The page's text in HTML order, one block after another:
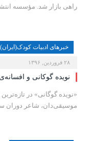
راهی بازار شد. مؤسسه
خبرهای ادبیات کودک(ایران)
۲۸ فروردین, ۱۳۹۶
نویده گوکانی و افسانه‌ی
«نویده گوگانی» در
موسیقی‌دان‌، شاعر